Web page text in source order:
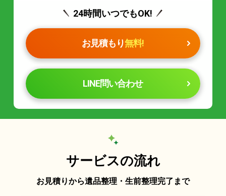
24時間いつでもOK!
お見積もり無料!
LINE問い合わせ
サービスの流れ
お見積りから遺品整理・生前整理完了まで